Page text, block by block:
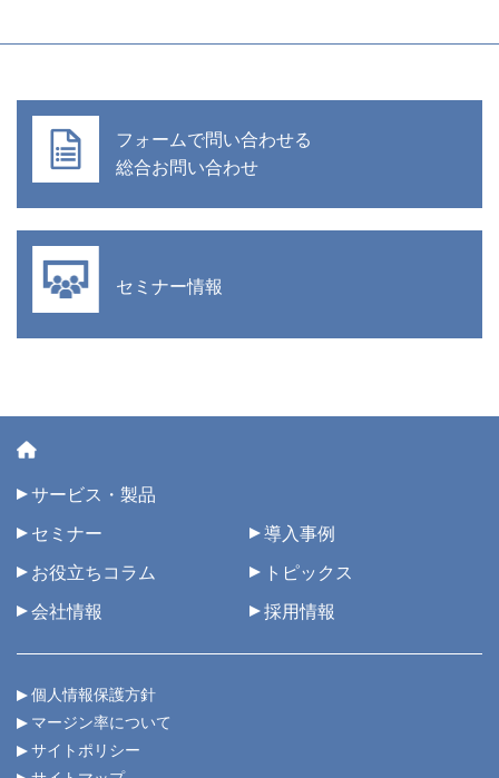
フォームで問い合わせる
総合お問い合わせ
セミナー情報
サービス・製品
セミナー
導入事例
お役立ちコラム
トピックス
会社情報
採用情報
個人情報保護方針
マージン率について
サイトポリシー